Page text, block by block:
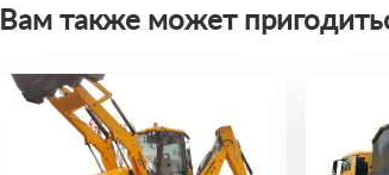
Вам также может